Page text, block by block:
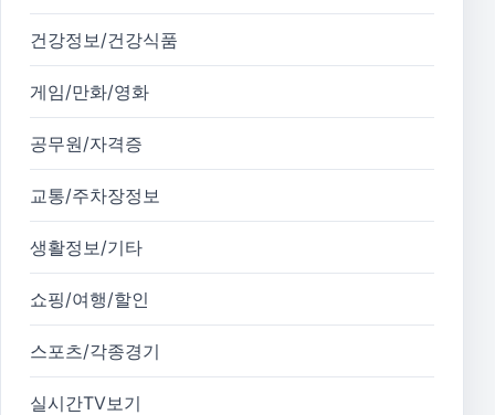
건강정보/건강식품
게임/만화/영화
공무원/자격증
교통/주차장정보
생활정보/기타
쇼핑/여행/할인
스포츠/각종경기
실시간TV보기